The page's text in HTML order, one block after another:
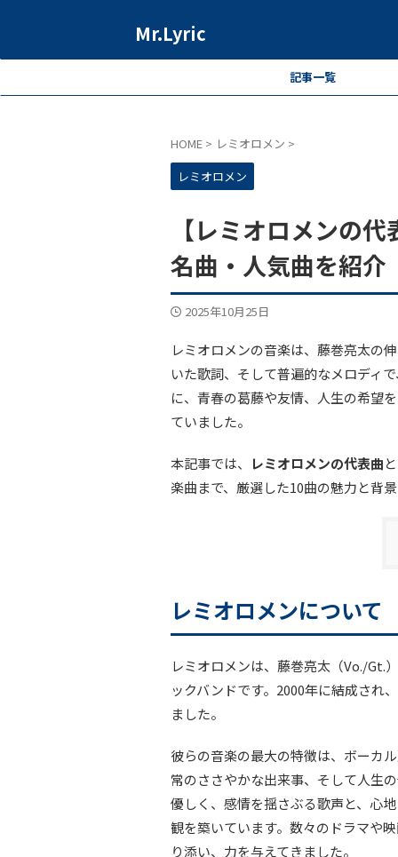
Mr.Lyric
記事一覧
HOME > レミオロメン >
レミオロメン
【レミオロメンの
名曲・人気曲を紹介
2025年10月25日
レミオロメンの音楽は、藤巻亮太の
いた歌詞、そして普遍的なメロディ
に、青春の葛藤や友情、人生の希望
ていました。
本記事では、 レミオロメンの代表曲
楽曲まで、厳選した10曲の魅力と背
レミオロメンについて
レミオロメンは、藤巻亮太（Vo./Gt.
ックバンドです。2000年に結成され
ました。
彼らの音楽の最大の特徴は、ボーカ
常のささやかな出来事、そして人生
優しく、感情を揺さぶる歌声と、心
観を築いています。数々のドラマや
り添い、力を与えてきました。